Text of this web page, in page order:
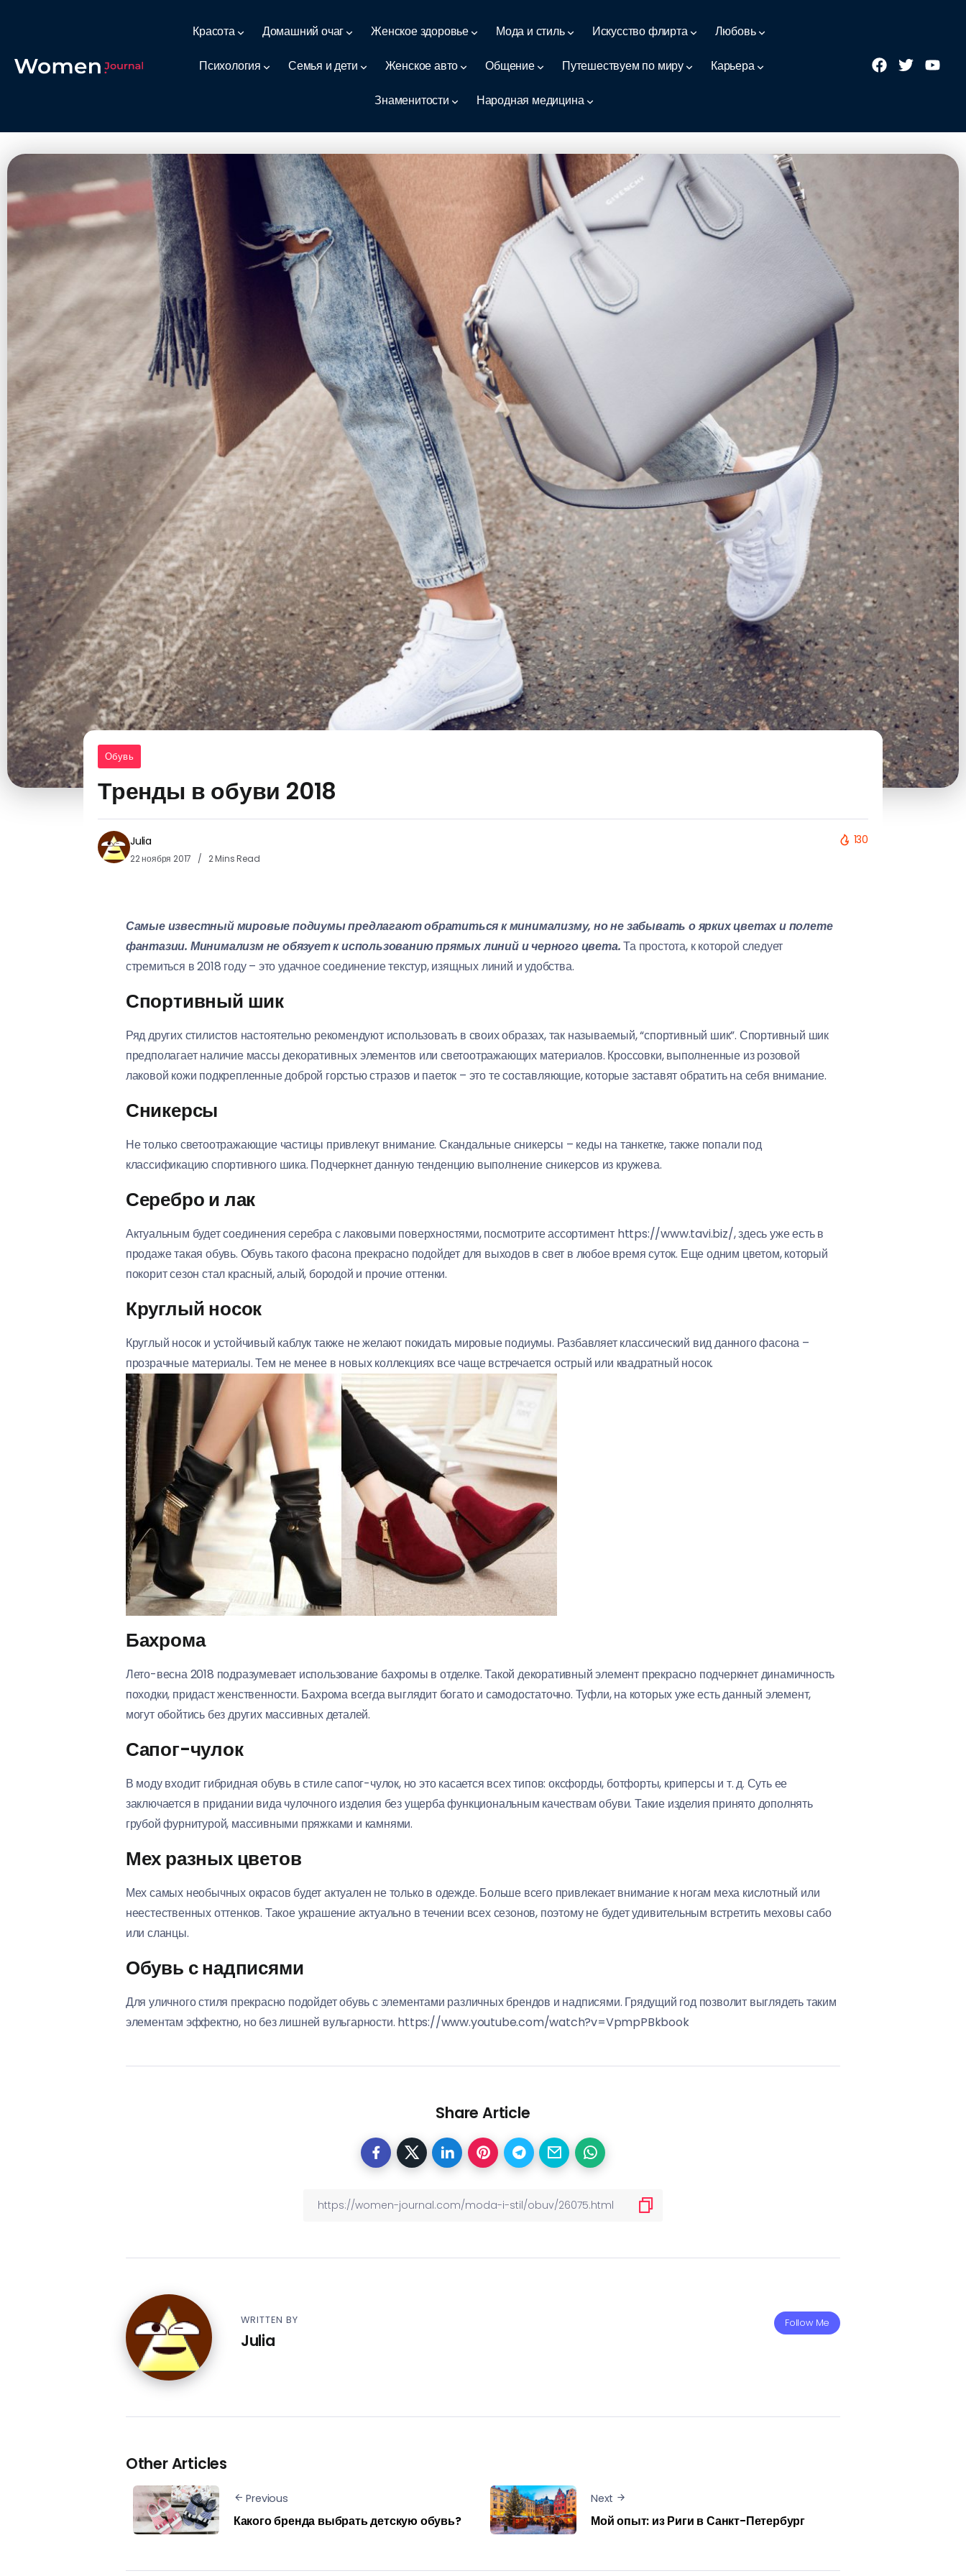
Красота Домашний очаг Женское здоровье Мода и стиль Искусство флирта Любовь
Психология Семья и дети Женское авто Общение Путешествуем по миру Карьера
Знаменитости Народная медицина
Обувь
Тренды в обуви 2018
Julia
22 ноября 2017 2 Mins Read
130
Самые известный мировые подиумы предлагают обратиться к минимализму, но не забывать о ярких цветах и полете
фантазии. Минимализм не обязует к использованию прямых линий и черного цвета.Та простота, к которой следует
стремиться в 2018 году – это удачное соединение текстур, изящных линий и удобства.
Спортивный шик
Ряд других стилистов настоятельно рекомендуют использовать в своих образах, так называемый, “спортивный шик”. Спортивный шик
предполагает наличие массы декоративных элементов или светоотражающих материалов. Кроссовки, выполненные из розовой
лаковой кожи подкрепленные доброй горстью стразов и паеток – это те составляющие, которые заставят обратить на себя внимание.
Сникерсы
Не только светоотражающие частицы привлекут внимание. Скандальные сникерсы – кеды на танкетке, также попали под
классификацию спортивного шика. Подчеркнет данную тенденцию выполнение сникерсов из кружева.
Серебро и лак
Актуальным будет соединения серебра с лаковыми поверхностями, посмотрите ассортимент https://www.tavi.biz/, здесь уже есть в
продаже такая обувь. Обувь такого фасона прекрасно подойдет для выходов в свет в любое время суток. Еще одним цветом, который
покорит сезон стал красный, алый, бородой и прочие оттенки.
Круглый носок
Круглый носок и устойчивый каблук также не желают покидать мировые подиумы. Разбавляет классический вид данного фасона –
прозрачные материалы. Тем не менее в новых коллекциях все чаще встречается острый или квадратный носок.
Бахрома
Лето-весна 2018 подразумевает использование бахромы в отделке. Такой декоративный элемент прекрасно подчеркнет динамичность
походки, придаст женственности. Бахрома всегда выглядит богато и самодостаточно. Туфли, на которых уже есть данный элемент,
могут обойтись без других массивных деталей.
Сапог-чулок
В моду входит гибридная обувь в стиле сапог-чулок, но это касается всех типов: оксфорды, ботфорты, криперсы и т. д. Суть ее
заключается в придании вида чулочного изделия без ущерба функциональным качествам обуви. Такие изделия принято дополнять
грубой фурнитурой, массивными пряжками и камнями.
Мех разных цветов
Мех самых необычных окрасов будет актуален не только в одежде. Больше всего привлекает внимание к ногам меха кислотный или
неестественных оттенков. Такое украшение актуально в течении всех сезонов, поэтому не будет удивительным встретить меховы сабо
или сланцы.
Обувь с надписями
Для уличного стиля прекрасно подойдет обувь с элементами различных брендов и надписями. Грядущий год позволит выглядеть таким
элементам эффектно, но без лишней вульгарности. https://www.youtube.com/watch?v=VpmpPBkbook
Share Article
Follow Me
WRITTEN BY
Julia
Other Articles
Previous
Какого бренда выбрать детскую обувь?
Next
Мой опыт: из Риги в Санкт-Петербург